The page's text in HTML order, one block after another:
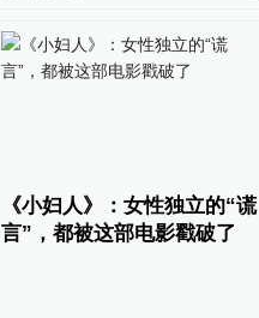
《小妇人》：女性独立的“谎
言”，都被这部电影戳破了